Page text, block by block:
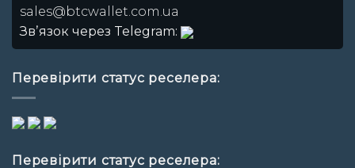
sales@btcwallet.com.ua
Звʼязок через Telegram:
Перевірити статус реселера:
Перевірити статус реселера: